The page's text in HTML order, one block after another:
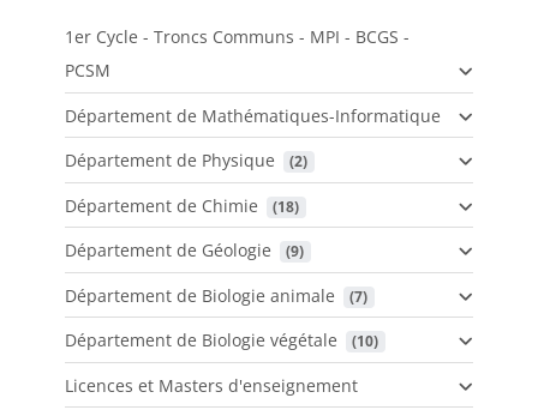
1er Cycle - Troncs Communs - MPI - BCGS -
PCSM
Département de Mathématiques-Informatique
Département de Physique
(2)
Département de Chimie (18)
Département de Géologie (9)
Département de Biologie animale (7)
Département de Biologie végétale (10)
Licences et Masters d'enseignement